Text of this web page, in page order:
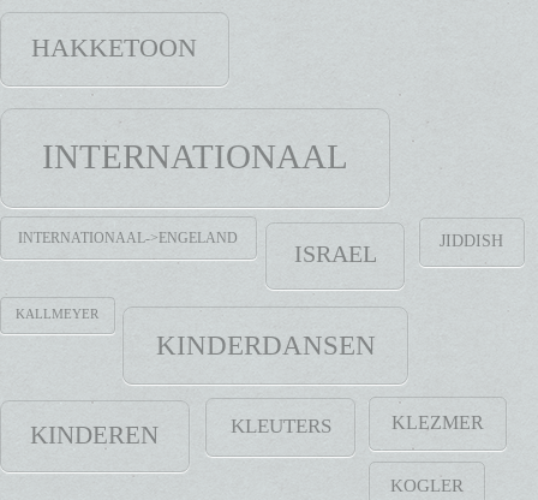
HAKKETOON
INTERNATIONAAL
INTERNATIONAAL->ENGELAND
ISRAEL
JIDDISH
KALLMEYER
KINDERDANSEN
KINDEREN KLEUTERS KLEZMER
KOGLER